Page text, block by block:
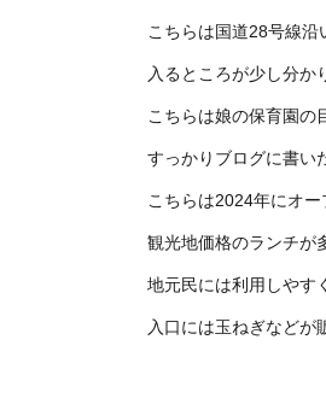
こちらは国道28号線沿
入るところが少し分か
こちらは娘の保育園の
すっかりブログに書い
こちらは2024年にオー
観光地価格のランチが
地元民には利用しやす
入口には玉ねぎなどが